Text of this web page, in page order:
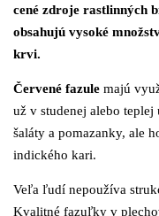
cené zdroje rastlinných
obsahujú vysoké
krvi.
Červené fazule majú
už v studenej alebo teplej
šaláty a pomazanky, ale
indického kari.
Veľa ľudí nepoužíva
Kvalitné fazuľky v